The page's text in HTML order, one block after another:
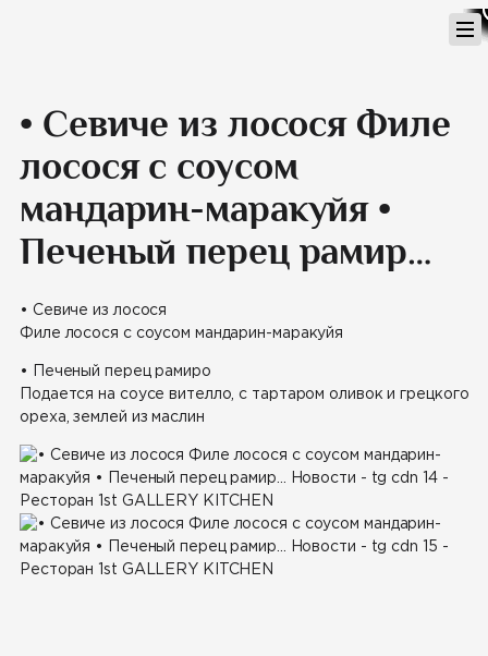
• Севиче из лосося Филе
лосося с соусом
мандарин-маракуйя •
Печеный перец рамир…
• Севиче из лосося
Филе лосося с соусом мандарин-маракуйя
• Печеный перец рамиро
Подается на соусе вителло, с тартаром оливок и грецкого
ореха, землей из маслин